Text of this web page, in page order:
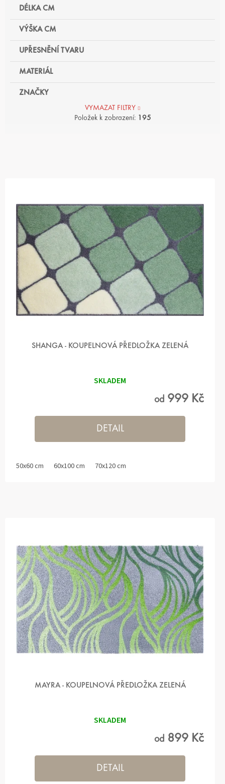
ZNAČKY
DÉLKA CM
MATERIÁL
UPŘESNĚNÍ TVARU
VÝŠKA CM
VYMAZAT FILTRY
Položek k zobrazení: 195
SHANGA - KOUPELNOVÁ PŘEDLOŽKA ZELENÁ
SKLADEM
od 999 Kč
DETAIL
50x60 cm 60x100 cm 70x120 cm
MAYRA - KOUPELNOVÁ PŘEDLOŽKA ZELENÁ
SKLADEM
od 899 Kč
DETAIL